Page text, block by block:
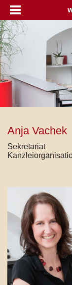
Anja Vachek
Sekretariat